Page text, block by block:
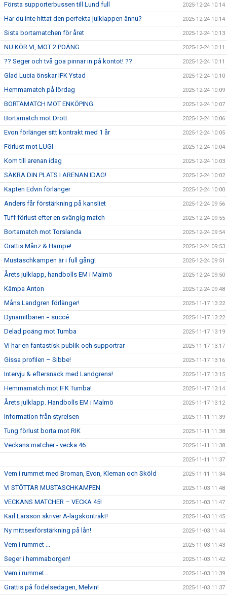
Första supporterbussen till Lund full 2025-12-24 10:14
Har du inte hittat den perfekta julklappen ännu? 2025-12-24 10:14
Sista bortamatchen för året 2025-12-24 10:13
NU KÖR VI, MOT 2 POÄNG 2025-12-24 10:11
?? Seger och två goa pinnar in på kontot! ?? 2025-12-24 10:11
Glad Lucia önskar IFK Ystad 2025-12-24 10:10
Hemmamatch på lördag 2025-12-24 10:09
BORTAMATCH MOT ENKÖPING 2025-12-24 10:07
Bortamatch mot Drott 2025-12-24 10:06
Evon förlänger sitt kontrakt med 1 år 2025-12-24 10:05
Förlust mot LUGI 2025-12-24 10:04
Kom till arenan idag 2025-12-24 10:03
SÄKRA DIN PLATS I ARENAN IDAG! 2025-12-24 10:02
Kapten Edvin förlänger 2025-12-24 10:00
Anders får förstärkning på kansliet 2025-12-24 09:56
Tuff förlust efter en svängig match 2025-12-24 09:55
Bortamatch mot Torslanda 2025-12-24 09:54
Grattis Månz & Hampe! 2025-12-24 09:53
Mustaschkampen är i full gång! 2025-12-24 09:51
Årets julklapp, handbolls EM i Malmö 2025-12-24 09:50
Kämpa Anton 2025-12-24 09:48
Måns Landgren förlänger! 2025-11-17 13:22
Dynamitbaren = succé 2025-11-17 13:22
Delad poäng mot Tumba 2025-11-17 13:19
Vi har en fantastisk publik och supportrar 2025-11-17 13:17
Gissa profilen – Sibbe! 2025-11-17 13:16
Intervju & eftersnack med Landgrens! 2025-11-17 13:15
Hemmamatch mot IFK Tumba! 2025-11-17 13:14
Årets julklapp. Handbolls EM i Malmö 2025-11-17 13:12
Information från styrelsen 2025-11-11 11:39
Tung förlust borta mot RIK 2025-11-11 11:38
Veckans matcher - vecka 46 2025-11-11 11:38
2025-11-11 11:37
Vem i rummet med Broman, Evon, Kleman och Sköld 2025-11-11 11:34
VI STÖTTAR MUSTASCHKAMPEN 2025-11-03 11:48
VECKANS MATCHER – VECKA 45! 2025-11-03 11:47
Karl Larsson skriver A-lagskontrakt! 2025-11-03 11:45
Ny mittsexförstärkning på lån! 2025-11-03 11:44
Vem i rummet ... 2025-11-03 11:43
Seger i hemmaborgen! 2025-11-03 11:42
Vem i rummet… 2025-11-03 11:39
Grattis på födelsedagen, Melvin! 2025-11-03 11:37